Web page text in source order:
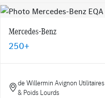
Mercedes-Benz
250+
de Willermin Avignon Utilitaires
& Poids Lourds